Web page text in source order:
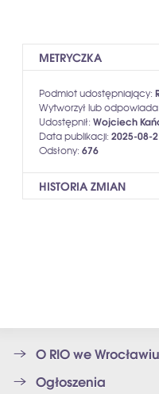
METRYCZKA
Podmiot udostępniający:
Wytworzył lub
Udostępnił: Wojciech
Data publikacji: 2025-08-
Odsłony: 676
HISTORIA ZMIAN
O RIO we Wrocławiu
Ogłoszenia